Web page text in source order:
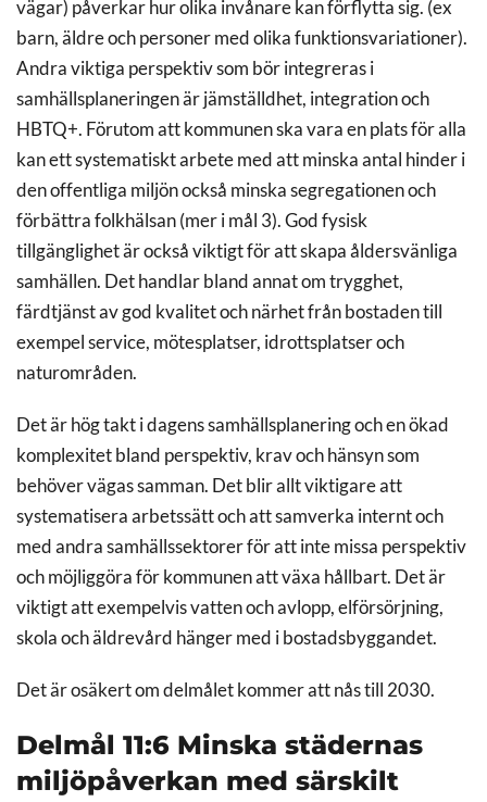
vägar) påverkar hur olika invånare kan förflytta sig. (ex
barn, äldre och personer med olika funktionsvariationer).
Andra viktiga perspektiv som bör integreras i
samhällsplaneringen är jämställdhet, integration och
HBTQ+. Förutom att kommunen ska vara en plats för alla
kan ett systematiskt arbete med att minska antal hinder i
den offentliga miljön också minska segregationen och
förbättra folkhälsan (mer i mål 3). God fysisk
tillgänglighet är också viktigt för att skapa åldersvänliga
samhällen. Det handlar bland annat om trygghet,
färdtjänst av god kvalitet och närhet från bostaden till
exempel service, mötesplatser, idrottsplatser och
naturområden.
Det är hög takt i dagens samhällsplanering och en ökad
komplexitet bland perspektiv, krav och hänsyn som
behöver vägas samman. Det blir allt viktigare att
systematisera arbetssätt och att samverka internt och
med andra samhällssektorer för att inte missa perspektiv
och möjliggöra för kommunen att växa hållbart. Det är
viktigt att exempelvis vatten och avlopp, elförsörjning,
skola och äldrevård hänger med i bostadsbyggandet.
Det är osäkert om delmålet kommer att nås till 2030.
Delmål 11:6 Minska städernas
miljöpåverkan med särskilt